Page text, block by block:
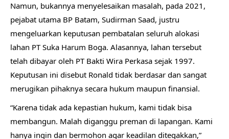
Namun, bukannya menyelesaikan masalah, pada 2021,
pejabat utama BP Batam, Sudirman Saad, justru
mengeluarkan keputusan pembatalan seluruh alokasi
lahan PT Suka Harum Boga. Alasannya, lahan tersebut
telah dibayar oleh PT Bakti Wira Perkasa sejak 1997.
Keputusan ini disebut Ronald tidak berdasar dan sangat
merugikan pihaknya secara hukum maupun finansial.
“Karena tidak ada kepastian hukum, kami tidak bisa
membangun. Malah diganggu preman di lapangan. Kami
hanya ingin dan bermohon agar keadilan ditegakkan,”